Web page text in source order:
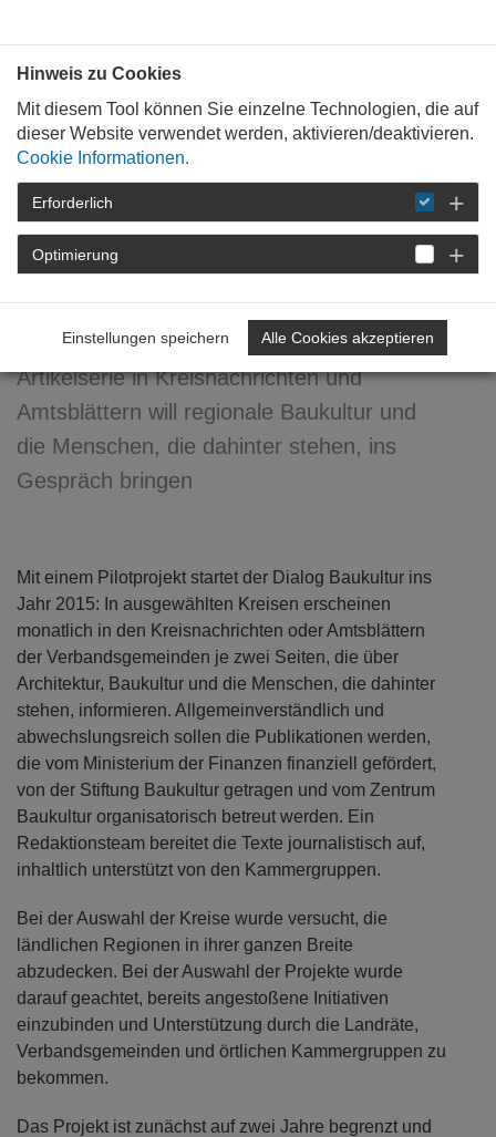
STARTSEITE DETAIL
Wir sind Heimat
Artikelserie in Kreisnachrichten und
Amtsblättern will regionale Baukultur und
die Menschen, die dahinter stehen, ins
Gespräch bringen
Mit einem Pilotprojekt startet der Dialog Baukultur ins
Jahr 2015: In ausgewählten Kreisen erscheinen
monatlich in den Kreisnachrichten oder Amtsblättern
der Verbandsgemeinden je zwei Seiten, die über
Architektur, Baukultur und die Menschen, die dahinter
stehen, informieren. Allgemeinverständlich und
abwechslungsreich sollen die Publikationen werden,
die vom Ministerium der Finanzen finanziell gefördert,
von der Stiftung Baukultur getragen und vom Zentrum
Baukultur organisatorisch betreut werden. Ein
Redaktionsteam bereitet die Texte journalistisch auf,
inhaltlich unterstützt von den Kammergruppen.
Bei der Auswahl der Kreise wurde versucht, die
ländlichen Regionen in ihrer ganzen Breite
abzudecken. Bei der Auswahl der Projekte wurde
darauf geachtet, bereits angestoßene Initiativen
einzubinden und Unterstützung durch die Landräte,
Verbandsgemeinden und örtlichen Kammergruppen zu
bekommen.
Das Projekt ist zunächst auf zwei Jahre begrenzt und
Hinweis zu Cookies
Mit diesem Tool können Sie einzelne Technologien, die auf
dieser Website verwendet werden, aktivieren/deaktivieren.
Cookie Informationen.
Erforderlich
Optimierung
Einstellungen speichern Alle Cookies akzeptieren